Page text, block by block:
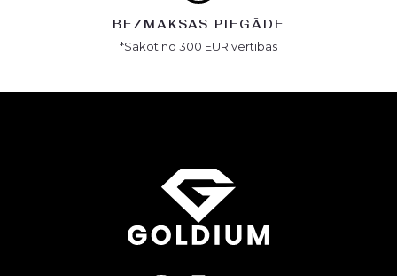
BEZMAKSAS PIEGĀDE
*Sākot no 300 EUR vērtības